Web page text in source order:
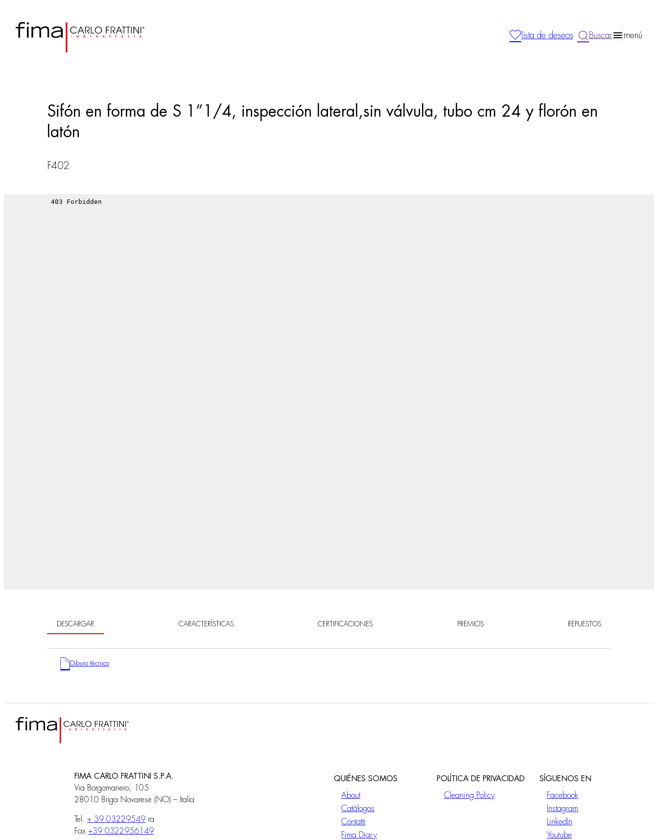
lista de deseos Buscar menú
Sifón en forma de S 1”1/4, inspección lateral,sin válvula, tubo cm 24 y florón en
latón
F402
DESCARGAR CARACTERÍSTICAS CERTIFICACIONES PREMIOS REPUESTOS
Dibujo técnico
FIMA CARLO FRATTINI S.P.A.
Via Borgomanero, 105
28010 Briga Novarese (NO) – Italia
Tel. + 39 03229549 ra
Fax +39 0322956149
QUIÉNES SOMOS
About
Catálogos
Contatti
Fima Diary
POLÍTICA DE PRIVACIDAD
Cleaning Policy
SÍGUENOS EN
Facebook
Instagram
LinkedIn
Youtube